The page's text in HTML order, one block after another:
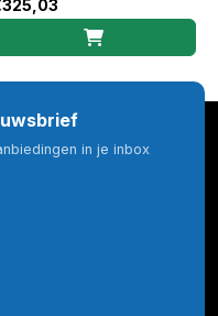
Turret Camera
2.8mm – 6942160434100
325,03
in je inbox